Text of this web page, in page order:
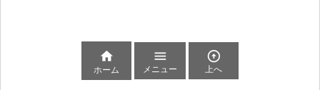

ホーム

メニュー

上へ